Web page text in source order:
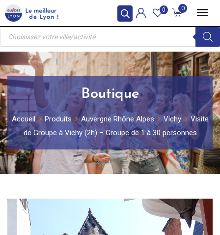
Skip
to
content
0
0
Recherche
produits
Boutique
Accueil Produits Auvergne Rhône Alpes Vichy
Visite
de Groupe à Vichy (2h) – Groupe de 1 à 30 personnes